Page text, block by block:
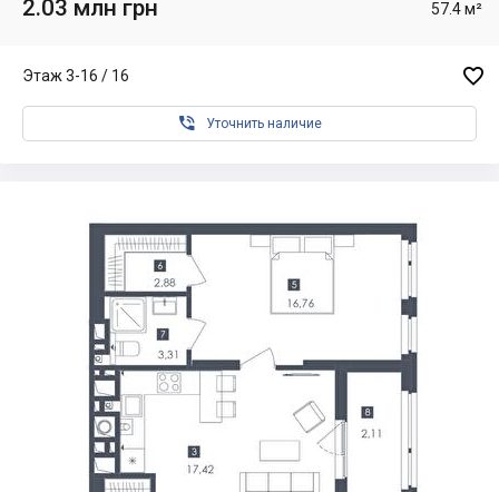
2.03 млн грн 57.4 м²
Этаж 3-16 / 16 
 Уточнить наличие